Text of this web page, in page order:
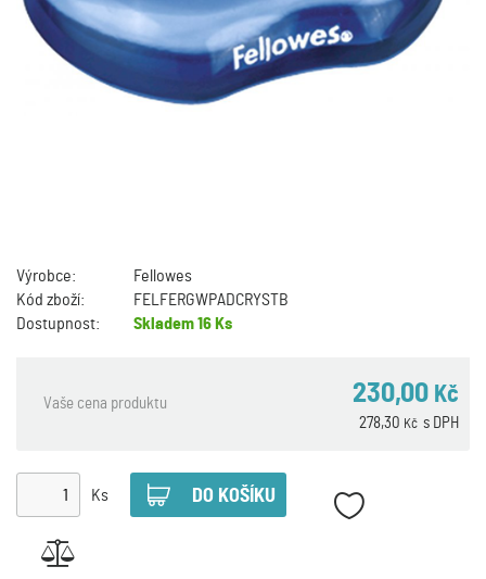
Výrobce:
Fellowes
Kód zboží:
FELFERGWPADCRYSTB
Dostupnost:
Skladem16 Ks
Vaše cena produktu 230,00 Kč
s DPH
278,30 Kč
Ks